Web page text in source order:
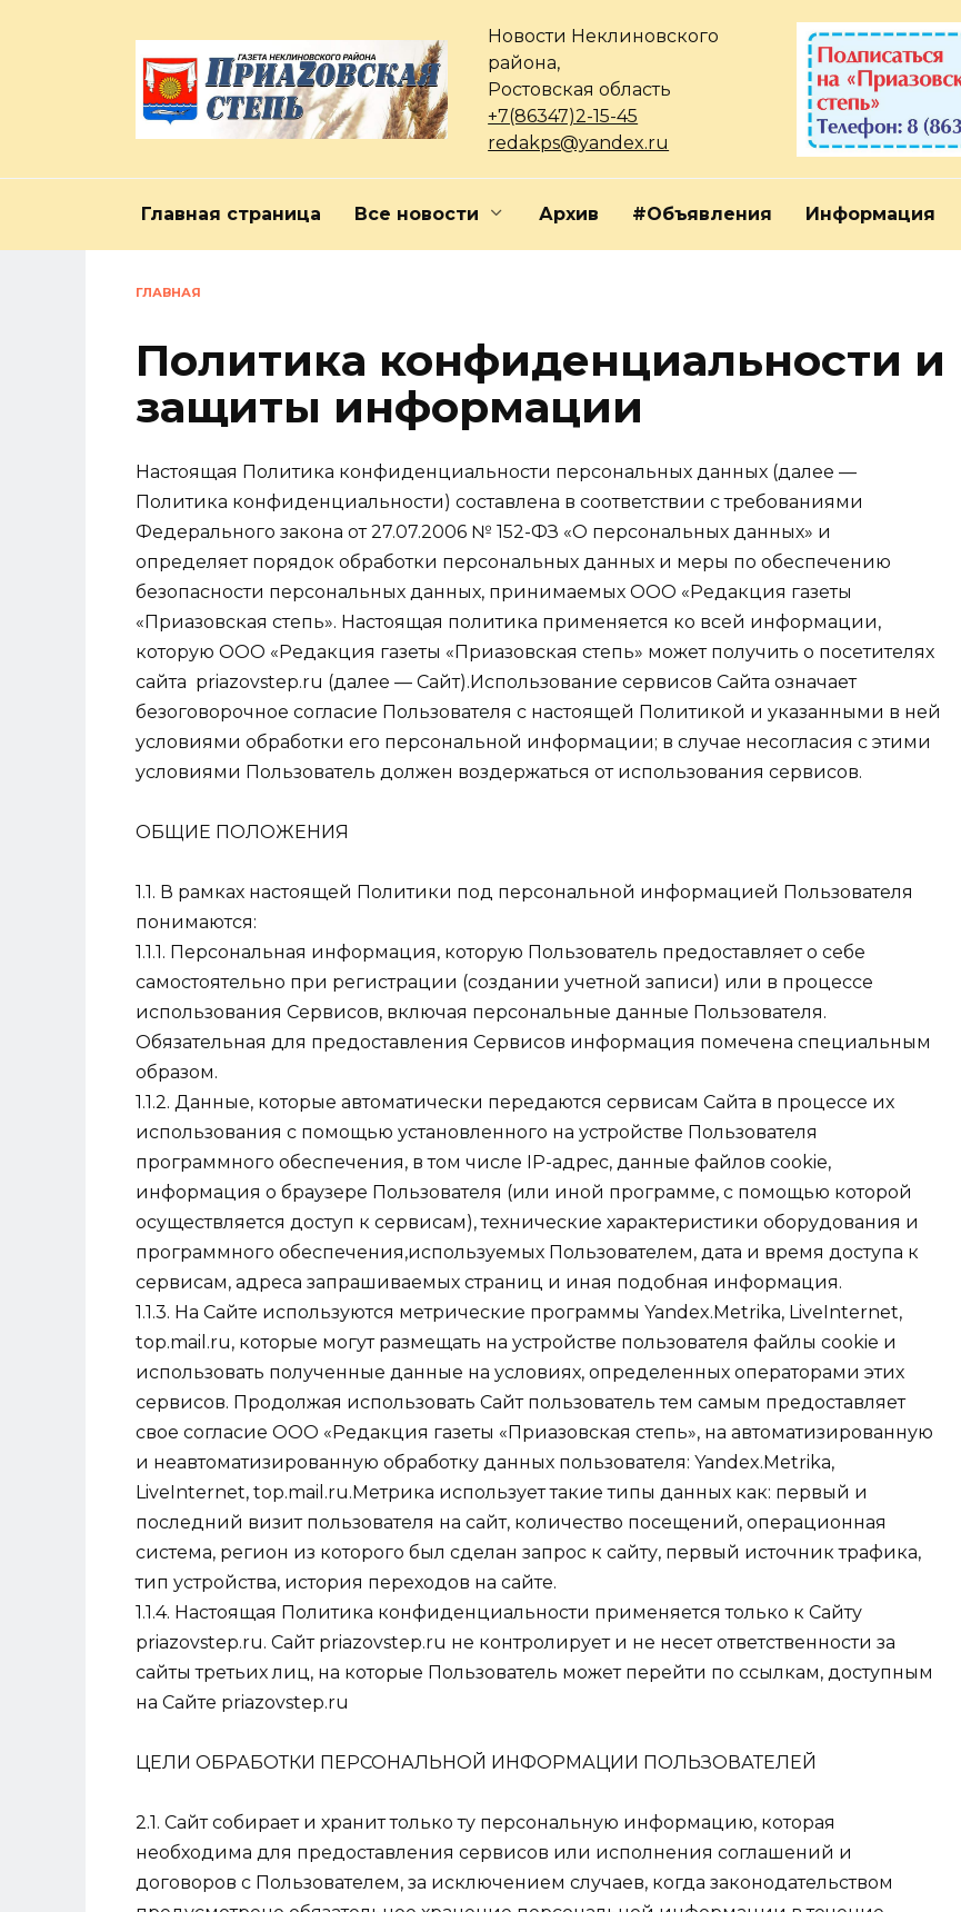
Новости Неклиновского
района,
Ростовская область
+7(86347)2-15-45
redakps@yandex.ru
Главная страница Все новости Архив #Объявления Информация
ГЛАВНАЯ
Политика конфиденциальности и
защиты информации
Настоящая Политика конфиденциальности персональных данных (далее —
Политика конфиденциальности) составлена в соответствии с требованиями
Федерального закона от 27.07.2006 № 152-ФЗ «О персональных данных» и
определяет порядок обработки персональных данных и меры по обеспечению
безопасности персональных данных, принимаемых ООО «Редакция газеты
«Приазовская степь». Настоящая политика применяется ко всей информации,
которую ООО «Редакция газеты «Приазовская степь» может получить о посетителях
сайта priazovstep.ru (далее — Сайт).Использование сервисов Сайта означает
безоговорочное согласие Пользователя с настоящей Политикой и указанными в ней
условиями обработки его персональной информации; в случае несогласия с этими
условиями Пользователь должен воздержаться от использования сервисов.
ОБЩИЕ ПОЛОЖЕНИЯ
1.1. В рамках настоящей Политики под персональной информацией Пользователя
понимаются:
1.1.1. Персональная информация, которую Пользователь предоставляет о себе
самостоятельно при регистрации (создании учетной записи) или в процессе
использования Сервисов, включая персональные данные Пользователя.
Обязательная для предоставления Сервисов информация помечена специальным
образом.
1.1.2. Данные, которые автоматически передаются сервисам Сайта в процессе их
использования с помощью установленного на устройстве Пользователя
программного обеспечения, в том числе IP-адрес, данные файлов cookie,
информация о браузере Пользователя (или иной программе, с помощью которой
осуществляется доступ к сервисам), технические характеристики оборудования и
программного обеспечения,используемых Пользователем, дата и время доступа к
сервисам, адреса запрашиваемых страниц и иная подобная информация.
1.1.3. На Сайте используются метрические программы Yandex.Metrika, LiveInternet,
top.mail.ru, которые могут размещать на устройстве пользователя файлы cookie и
использовать полученные данные на условиях, определенных операторами этих
сервисов. Продолжая использовать Сайт пользователь тем самым предоставляет
свое согласие ООО «Редакция газеты «Приазовская степь», на автоматизированную
и неавтоматизированную обработку данных пользователя: Yandex.Metrika,
LiveInternet, top.mail.ru.Метрика использует такие типы данных как: первый и
последний визит пользователя на сайт, количество посещений, операционная
система, регион из которого был сделан запрос к сайту, первый источник трафика,
тип устройства, история переходов на сайте.
1.1.4. Настоящая Политика конфиденциальности применяется только к Сайту
priazovstep.ru. Сайт priazovstep.ru не контролирует и не несет ответственности за
сайты третьих лиц, на которые Пользователь может перейти по ссылкам, доступным
на Сайте priazovstep.ru
ЦЕЛИ ОБРАБОТКИ ПЕРСОНАЛЬНОЙ ИНФОРМАЦИИ ПОЛЬЗОВАТЕЛЕЙ
2.1. Сайт собирает и хранит только ту персональную информацию, которая
необходима для предоставления сервисов или исполнения соглашений и
договоров с Пользователем, за исключением случаев, когда законодательством